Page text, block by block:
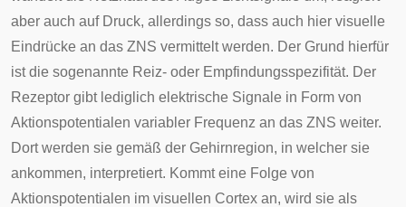
aber auch auf Druck, allerdings so, dass auch hier visuelle
Eindrücke an das ZNS vermittelt werden. Der Grund hierfür
ist die sogenannte Reiz- oder Empfindungsspezifität. Der
Rezeptor gibt lediglich elektrische Signale in Form von
Aktionspotentialen variabler Frequenz an das ZNS weiter.
Dort werden sie gemäß der Gehirnregion, in welcher sie
ankommen, interpretiert. Kommt eine Folge von
Aktionspotentialen im visuellen Cortex an, wird sie als